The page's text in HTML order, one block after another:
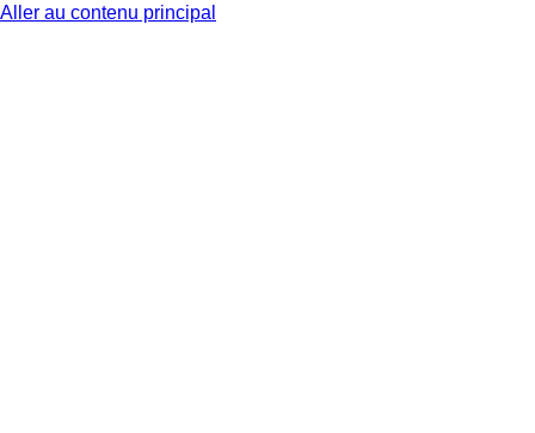
Aller au contenu principal